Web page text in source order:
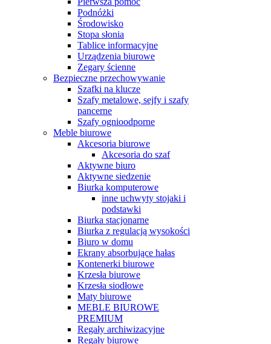
Podnóżki
Środowisko
Stopa słonia
Tablice informacyjne
Urządzenia biurowe
Zegary ścienne
Bezpieczne przechowywanie
Szafki na klucze
Szafy metalowe, sejfy i szafy
pancerne
Szafy ognioodporne
Meble biurowe
Akcesoria biurowe
Akcesoria do szaf
Aktywne biuro
Aktywne siedzenie
Biurka komputerowe
inne uchwyty stojaki i
podstawki
Biurka stacjonarne
Biurka z regulacją wysokości
Biuro w domu
Ekrany absorbujące hałas
Kontenerki biurowe
Krzesła biurowe
Krzesła siodłowe
Maty biurowe
MEBLE BIUROWE
PREMIUM
Regały archiwizacyjne
Regały biurowe